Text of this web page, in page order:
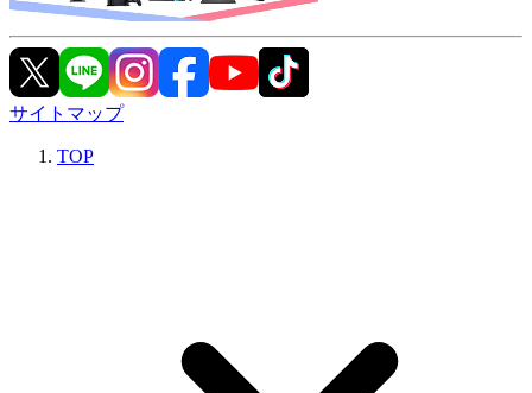
サイトマップ
TOP